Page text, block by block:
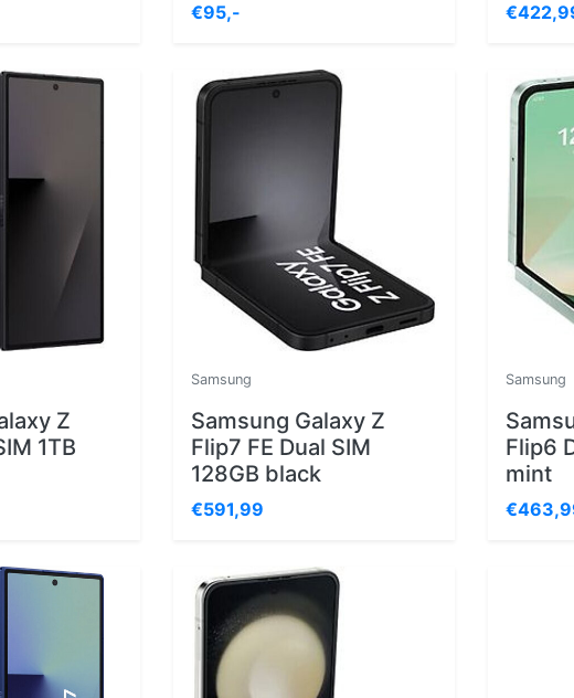
€95,-
Z
1TB
Samsung
Samsung Galaxy Z
Flip7 FE Dual SIM
128GB black
€591,99
Samsung
Flip6
mint